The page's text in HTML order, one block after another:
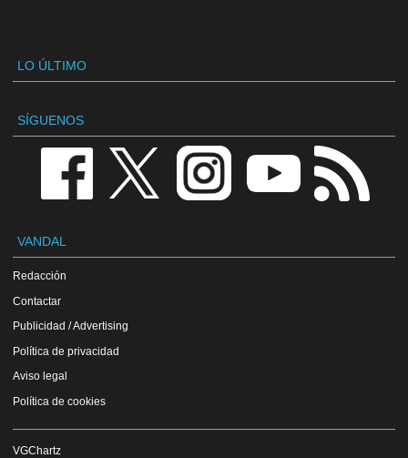
LO ÚLTIMO
SÍGUENOS
VANDAL
Redacción
Contactar
Publicidad / Advertising
Política de privacidad
Aviso legal
Política de cookies
VGChartz